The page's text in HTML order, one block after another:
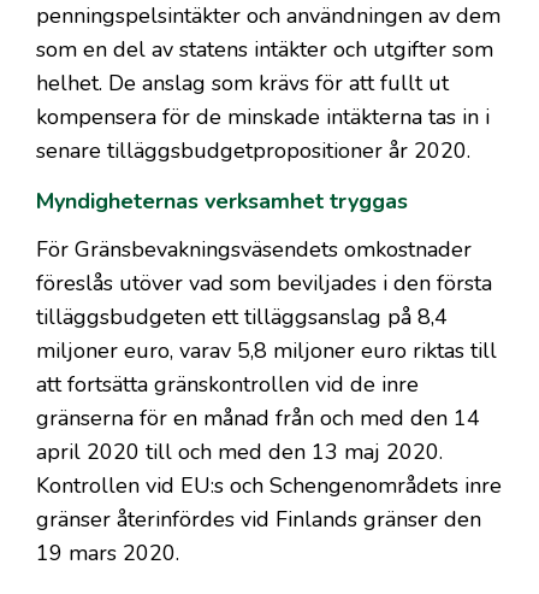
penningspelsintäkter och användningen av dem
som en del av statens intäkter och utgifter som
helhet. De anslag som krävs för att fullt ut
kompensera för de minskade intäkterna tas in i
senare tilläggsbudgetpropositioner år 2020.
Myndigheternas verksamhet tryggas
För Gränsbevakningsväsendets omkostnader
föreslås utöver vad som beviljades i den första
tilläggsbudgeten ett tilläggsanslag på 8,4
miljoner euro, varav 5,8 miljoner euro riktas till
att fortsätta gränskontrollen vid de inre
gränserna för en månad från och med den 14
april 2020 till och med den 13 maj 2020.
Kontrollen vid EU:s och Schengenområdets inre
gränser återinfördes vid Finlands gränser den
19 mars 2020.